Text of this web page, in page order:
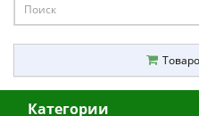
Категории